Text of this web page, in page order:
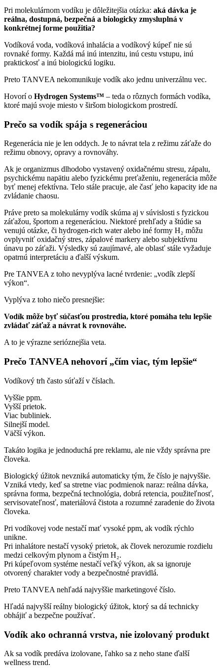
Pri molekulárnom vodíku je dôležitejšia otázka: aká dávka je
reálna, dostupná, bezpečná a biologicky zmysluplná v
konkrétnej forme použitia?
Vodíková voda, vodíková inhalácia a vodíkový kúpeľ nie sú
rovnaké formy. Každá má inú intenzitu, inú cestu vstupu, inú
praktickosť a inú biologickú logiku.
Preto TANVEA nekomunikuje vodík ako jednu univerzálnu vec.
Hovorí o Hydrogen Systems™ – teda o rôznych formách vodíka,
ktoré majú svoje miesto v širšom biologickom prostredí.
Prečo sa vodík spája s regeneráciou
Regenerácia nie je len oddych. Je to návrat tela z režimu záťaže do
režimu obnovy, opravy a rovnováhy.
Ak je organizmus dlhodobo vystavený oxidačnému stresu, zápalu,
psychickému napätiu alebo fyzickému preťaženiu, regenerácia môže
byť menej efektívna. Telo stále pracuje, ale časť jeho kapacity ide na
zvládanie chaosu.
Práve preto sa molekulárny vodík skúma aj v súvislosti s fyzickou
záťažou, športom a regeneráciou. Niektoré prehľady a štúdie sa
venujú otázke, či hydrogen-rich water alebo iné formy H₂ môžu
ovplyvniť oxidačný stres, zápalové markery alebo subjektívnu
únavu po záťaži. Výsledky sú zaujímavé, ale oblasť stále vyžaduje
opatrnú interpretáciu a ďalší výskum.
Pre TANVEA z toho nevyplýva lacné tvrdenie: „vodík zlepší
výkon“.
Vyplýva z toho niečo presnejšie:
Vodík môže byť súčasťou prostredia, ktoré pomáha telu lepšie
zvládať záťaž a návrat k rovnováhe.
A to je výrazne serióznejšia veta.
Prečo TANVEA nehovorí „čím viac, tým lepšie“
Vodíkový trh často súťaží v číslach.
Vyššie ppm.
Vyšší prietok.
Viac bubliniek.
Silnejší model.
Väčší výkon.
Takáto logika je jednoduchá pre reklamu, ale nie vždy správna pre
človeka.
Biologický úžitok nevzniká automaticky tým, že číslo je najvyššie.
Vzniká vtedy, keď sa stretne viac podmienok naraz: reálna dávka,
správna forma, bezpečná technológia, dobrá retencia, použiteľnosť,
servisovateľnosť, materiálová čistota a rozumné zaradenie do života
človeka.
Pri vodíkovej vode nestačí mať vysoké ppm, ak vodík rýchlo
unikne.
Pri inhalátore nestačí vysoký prietok, ak človek nerozumie rozdielu
medzi celkovým plynom a čistým H₂.
Pri kúpeľovom systéme nestačí veľký výkon, ak sa ignoruje
otvorený charakter vody a bezpečnostné pravidlá.
Preto TANVEA nehľadá najvyššie marketingové číslo.
Hľadá najvyšší reálny biologický úžitok, ktorý sa dá technicky
obhájiť a bezpečne používať.
Vodík ako ochranná vrstva, nie izolovaný produkt
Ak sa vodík predáva izolovane, ľahko sa z neho stane ďalší
wellness trend.